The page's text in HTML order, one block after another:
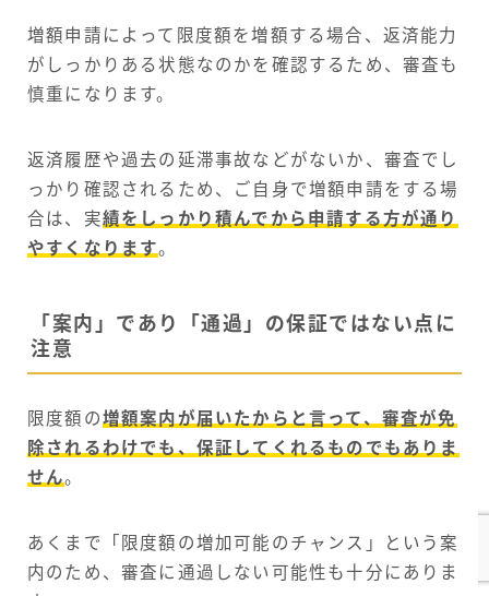
増額申請によって限度額を増額する場合、返済能力
がしっかりある状態なのかを確認するため、審査も
慎重になります。
返済履歴や過去の延滞事故などがないか、審査でし
っかり確認されるため、ご自身で増額申請をする場
合は、実績をしっかり積んでから申請する方が通り
やすくなります。
「案内」であり「通過」の保証ではない点に
注意
限度額の増額案内が届いたからと言って、審査が免
除されるわけでも、保証してくれるものでもありま
せん。
あくまで「限度額の増加可能のチャンス」という案
内のため、審査に通過しない可能性も十分にありま